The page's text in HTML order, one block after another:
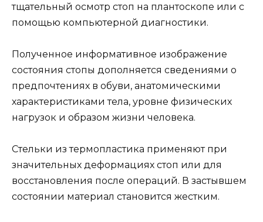
тщательный осмотр стоп на плантоскопе или с
помощью компьютерной диагностики.
Полученное информативное изображение
состояния стопы дополняется сведениями о
предпочтениях в обуви, анатомическими
характеристиками тела, уровне физических
нагрузок и образом жизни человека.
Стельки из термопластика применяют при
значительных деформациях стоп или для
восстановления после операций. В застывшем
состоянии материал становится жестким.